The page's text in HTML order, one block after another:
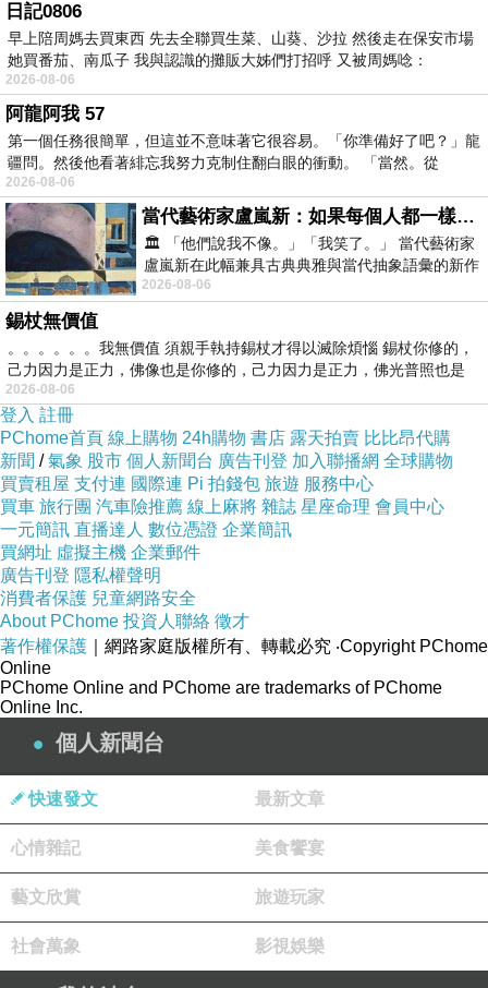
【適穿尺寸】
M(胸圍30-32) L(胸圍34-
尺碼M，適穿下胸圍
尺碼XL，適穿下胸圍
90?
龍
性纖
日記0806
早上陪周媽去買東西 先去全聯買生菜、山葵、沙拉 然後走在保安市場
她買番茄、南瓜子 我與認識的攤販大姊們打招呼 又被周媽唸：
2026-08-06
阿龍阿我 57
第一個任務很簡單，但這並不意味著它很容易。「你準備好了吧？」龍
疆問。然後他看著緋忘我努力克制住翻白眼的衝動。 「當然。從
2026-08-06
當代藝術家盧嵐新：如果每個人都一樣，這世界該有多無聊？
🏛️ 「他們說我不像。」「我笑了。」 當代藝術家
盧嵐新在此幅兼具古典典雅與當代抽象語彙的新作
中，以沈靜的藍色空間為背景，描繪了
2026-08-06
錫杖無價值
。。。。。。我無價值 須親手執持錫杖才得以滅除煩惱 錫杖你修的，
己力因力是正力，佛像也是你修的，己力因力是正力，佛光普照也是
2026-08-06
登入 註冊
PChome首頁 線上購物 24h購物 書店 露天拍賣 比比昂代購
新聞 /氣象 股市 個人新聞台 廣告刊登 加入聯播網 全球購物
買賣租屋 支付連 國際連 Pi 拍錢包 旅遊 服務中心
買車 旅行團 汽車險推薦 線上麻將 雜誌 星座命理 會員中心
一元簡訊 直播達人 數位憑證 企業簡訊
買網址 虛擬主機 企業郵件
廣告刊登 隱私權聲明
消費者保護 兒童網路安全
About PChome 投資人聯絡 徵才
著作權保護 ｜網路家庭版權所有、轉載必究 ‧Copyright PChome
Online
PChome Online and PChome are trademarks of PChome
Online Inc.
個人新聞台
快速發文 最新文章
心情雜記 美食饗宴
藝文欣賞 旅遊玩家
社會萬象 影視娛樂